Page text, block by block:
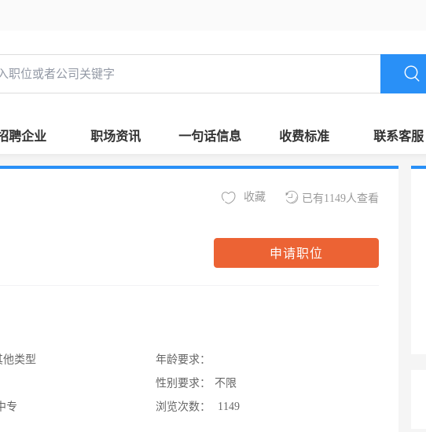
聘企业 职场资讯 一句话信息 收费标准 联系客服
已有1149人查看
收藏
申请职位
他类型
专
年龄要求：
性别要求：
不限
浏览次数：
1149